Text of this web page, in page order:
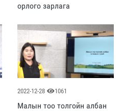
орлого зарлага
2022-12-28 1061
Малын тоо толгойн албан